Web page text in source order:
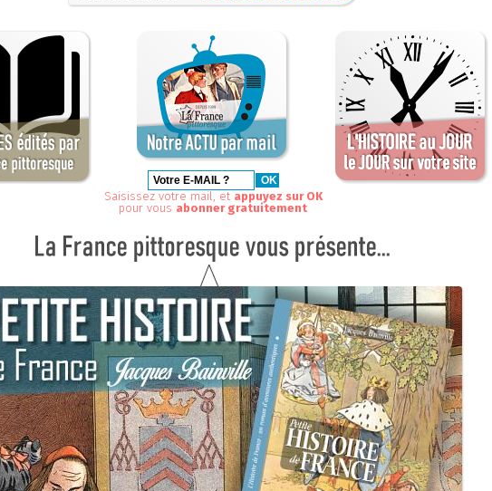
Saisissez votre mail, et appuyez sur OK
pour vous abonner gratuitement